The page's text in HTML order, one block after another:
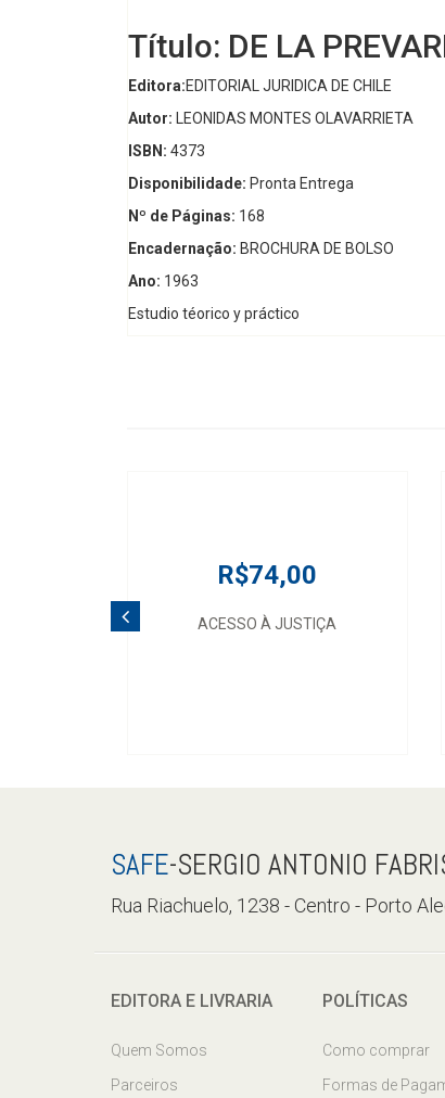
Título: DE LA
Editora:EDITORIAL JURIDICA DE CHILE
Autor: LEONIDAS MONTES OLAVARRIETA
ISBN: 4373
Disponibilidade: Pronta Entrega
Nº de Páginas: 168
Encadernação: BROCHURA DE BOLSO
Ano: 1963
Estudio téorico y práctico
R$74,00
ACESSO À JUSTIÇA
SAFE-SERGIO ANTONIO
Rua Riachuelo, 1238 - Centro - Porto
EDITORA E LIVRARIA
Quem Somos
Parceiros
POLÍTICAS
Como comprar
Formas de